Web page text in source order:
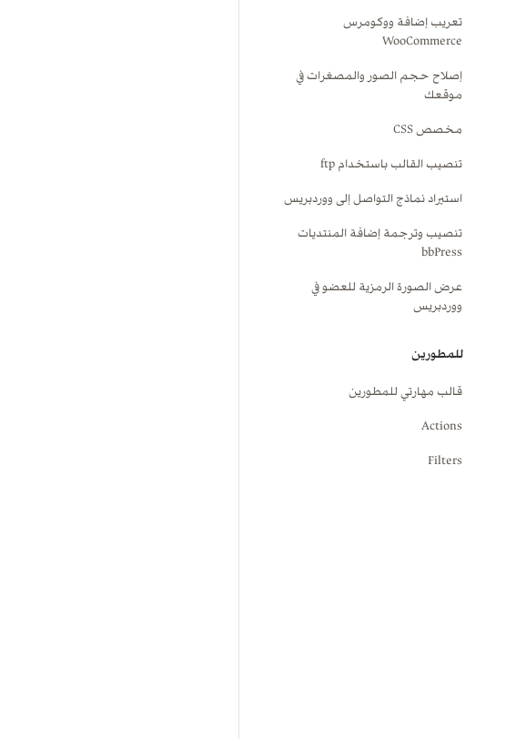
تعريب إضافة ووكومرس
WooCommerce
إصلاح حجم الصور والمصغرات في
موقعك
مخصص CSS
تنصيب القالب باستخدام ftp
استيراد نماذج التواصل إلى ووردبريس
تنصيب وترجمة إضافة المنتديات
bbPress
عرض الصورة الرمزية للعضو في
ووردبريس
للمطورين
قالب مهارتي للمطورين
Actions
Filters